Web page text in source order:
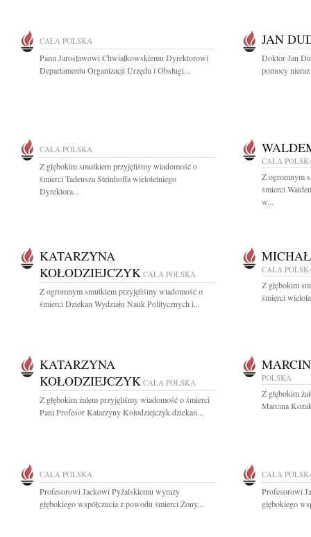
CAŁA POLSKA
Panu Jarosławowi Chwiałkowskiemu Dyrektorowi
Departamentu Organizacji Urzędu i Obsługi...
JAN
Doktor Jan
pomocy
CAŁA POLSKA
Z głębokim smutkiem przyjęliśmy wiadomość o
śmierci Tadeusza Steinhoffa wieloletniego
Dyrektora...
CAŁA
Z ogromnym
śmierci
w...
KATARZYNA
KOŁODZIEJCZYK CAŁA POLSKA
Z ogromnym smutkiem przyjęliśmy wiadomość o
śmierci Dziekan Wydziału Nauk Politycznych i...
CAŁA
Z głębokim
śmierci
KATARZYNA
KOŁODZIEJCZYK CAŁA POLSKA
Z głębokim żalem przyjęliśmy wiadomość o śmierci
Pani Profesor Katarzyny Kołodziejczyk dziekan...
POLSKA
Z głębokim
Marcina
CAŁA POLSKA
Profesorowi Jackowi Pyżalskiemu wyrazy
głębokiego współczucia z powodu śmierci Żony...
CAŁA
Profesorowi
głębokiego